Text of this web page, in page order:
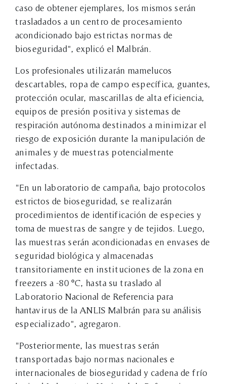
caso de obtener ejemplares, los mismos serán
trasladados a un centro de procesamiento
acondicionado bajo estrictas normas de
bioseguridad", explicó el Malbrán.
Los profesionales utilizarán mamelucos
descartables, ropa de campo específica, guantes,
protección ocular, mascarillas de alta eficiencia,
equipos de presión positiva y sistemas de
respiración autónoma destinados a minimizar el
riesgo de exposición durante la manipulación de
animales y de muestras potencialmente
infectadas.
"En un laboratorio de campaña, bajo protocolos
estrictos de bioseguridad, se realizarán
procedimientos de identificación de especies y
toma de muestras de sangre y de tejidos. Luego,
las muestras serán acondicionadas en envases de
seguridad biológica y almacenadas
transitoriamente en instituciones de la zona en
freezers a -80 °C, hasta su traslado al
Laboratorio Nacional de Referencia para
hantavirus de la ANLIS Malbrán para su análisis
especializado", agregaron.
"Posteriormente, las muestras serán
transportadas bajo normas nacionales e
internacionales de bioseguridad y cadena de frío